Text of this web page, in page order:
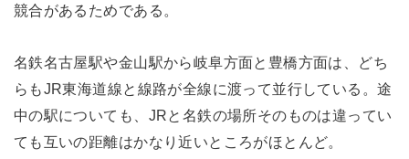
競合があるためである。
名鉄名古屋駅や金山駅から岐阜方面と豊橋方面は、どち
らもJR東海道線と線路が全線に渡って並行している。途
中の駅についても、JRと名鉄の場所そのものは違ってい
ても互いの距離はかなり近いところがほとんど。